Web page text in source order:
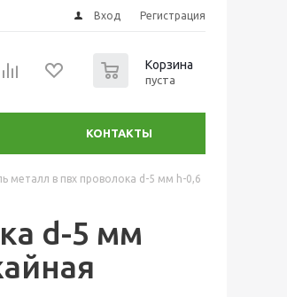
Вход Регистрация
Корзина
пуста
КОНТАКТЫ
металл в пвх проволока d-5 мм h-0,6
d-5 мм